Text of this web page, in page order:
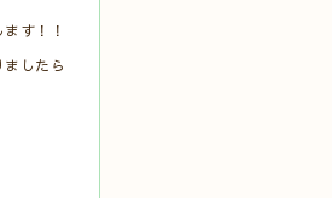
す！！
したら